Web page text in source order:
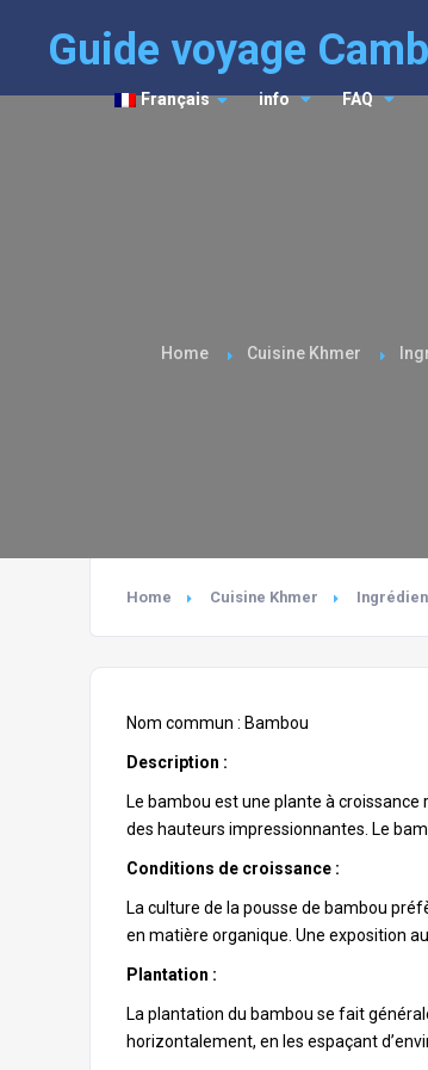
Guide voyage
Français info FAQ
Home Cuisine Khmer
Home Cuisine Khmer
Nom commun : Bambou
Description :
Le bambou est une plante à
des hauteurs impressionnantes. Le
Conditions de croissance :
La culture de la pousse de bambou
en matière organique. Une exposition
Plantation :
La plantation du bambou se fait
horizontalement, en les espaçant